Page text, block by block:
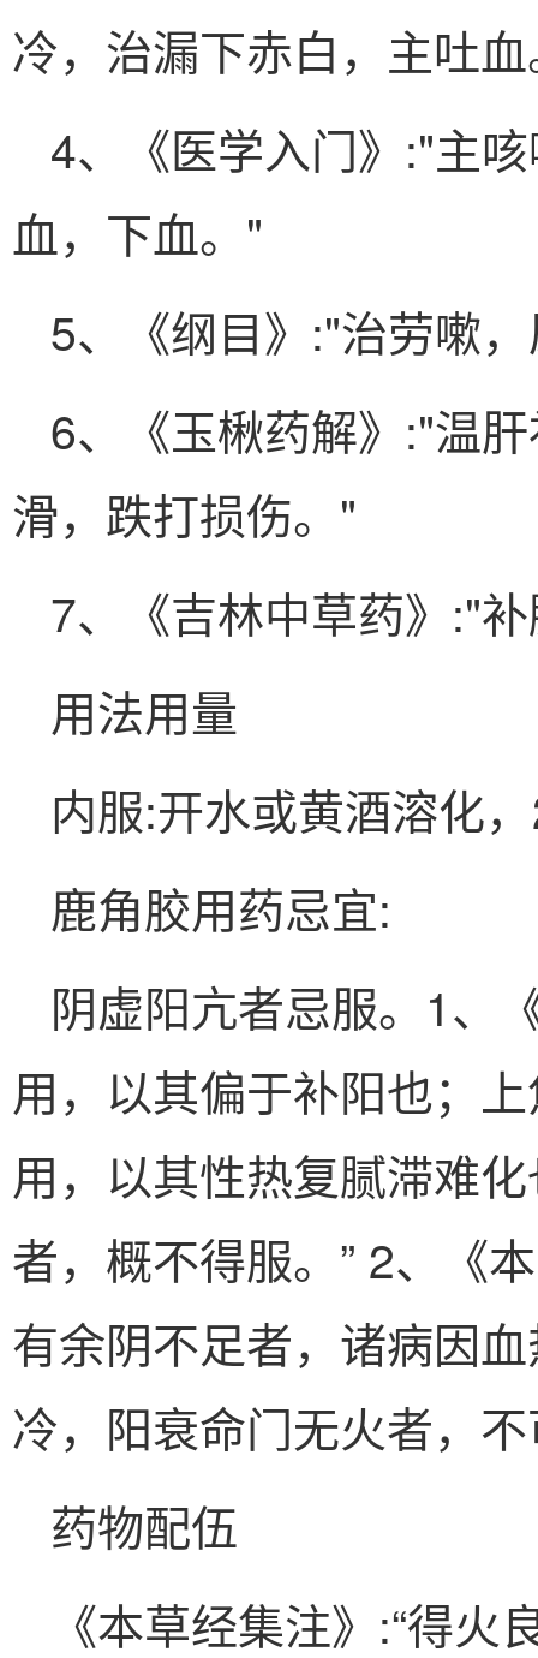
冷，治漏下赤白，主吐
4、《医学入门》:"主
血，下血。"
5、《纲目》:"治劳嗽
6、《玉楸药解》:"温
滑，跌打损伤。"
7、《吉林中草药》:"
用法用量
内服:开水或黄酒溶化
鹿角胶用药忌宜:
阴虚阳亢者忌服。1、
用，以其偏于补阳也；
用，以其性热复腻滞难
者，概不得服。” 2、《
有余阴不足者，诸病因
冷，阳衰命门无火者，
药物配伍
《本草经集注》:“得